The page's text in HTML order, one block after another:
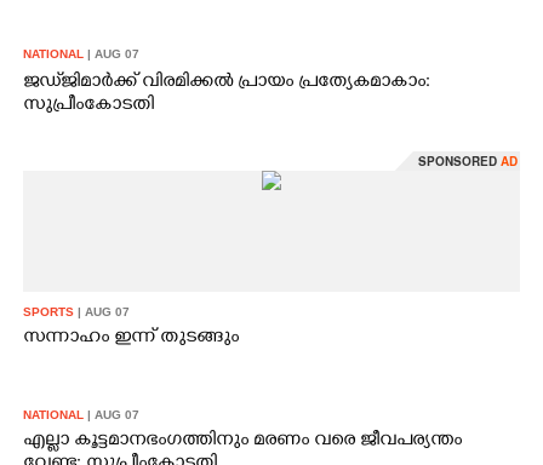
NATIONAL | AUG 07
ജഡ്‌ജിമാർക്ക് വിരമിക്കൽ പ്രായം പ്രത്യേകമാകാം:
സുപ്രീംകോടതി
SPONSORED AD
SPORTS | AUG 07
സന്നാഹം ഇന്ന് തുടങ്ങും
NATIONAL | AUG 07
എല്ലാ കൂട്ടമാനഭംഗത്തിനും മരണം വരെ ജീവപര്യന്തം